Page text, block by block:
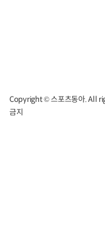
Copyright © 스포츠동아. All
금지